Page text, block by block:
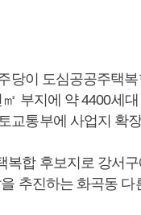
당이 도심공공주택
부지에 약 4400세
교통부에 사업지 확
복합 후보지로 강서
추진하는 화곡동